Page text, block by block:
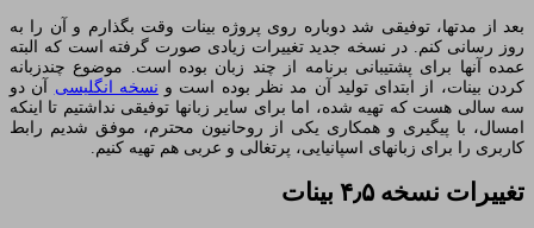
بعد از مدتها، توفیقی شد دوباره روی پروژه بینات وقت بگذارم و آن را به
روز رسانی کنم. در نسخه جدید تغییرات زیادی صورت گرفته است که البته
عمده آنها برای پشتیبانی برنامه از چند زبان بوده است. موضوع چندزبانه
کردن بینات، از ابتدای تولید آن مد نظر بوده است و نسخه انگلیسی آن دو
سه سالی هست که تهیه شده، اما برای سایر زبانها توفیقی نداشتیم تا اینکه
امسال، با پیگیری و همکاری یکی از روحانیون محترم، موفق شدیم رابط
کاربری را برای زبانهای اسپانیایی، پرتغالی و عربی هم تهیه کنیم.
تغییرات نسخه ۴٫۵ بینات